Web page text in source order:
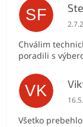
SF
Chválim
poradili s
VK
Všetko